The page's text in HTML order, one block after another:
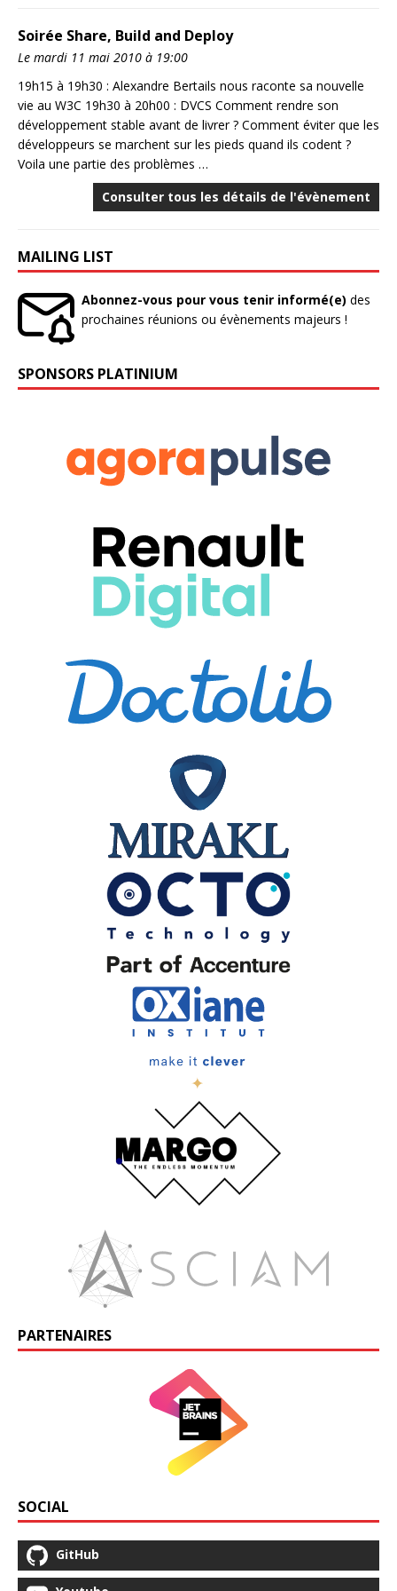
Soirée Share, Build and Deploy
Le mardi 11 mai 2010 à 19:00
19h15 à 19h30 : Alexandre Bertails nous raconte sa nouvelle
vie au W3C 19h30 à 20h00 : DVCS Comment rendre son
développement stable avant de livrer ? Comment éviter que les
développeurs se marchent sur les pieds quand ils codent ?
Voila une partie des problèmes …
Consulter tous les détails de l'évènement
MAILING LIST
Abonnez-vous pour vous tenir informé(e) des
prochaines réunions ou évènements majeurs !
SPONSORS PLATINIUM
PARTENAIRES
SOCIAL
GitHub